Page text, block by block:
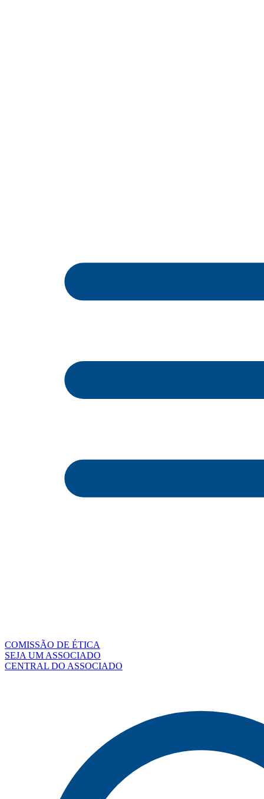
COMISSÃO DE ÉTICA
SEJA UM ASSOCIADO
CENTRAL DO ASSOCIADO